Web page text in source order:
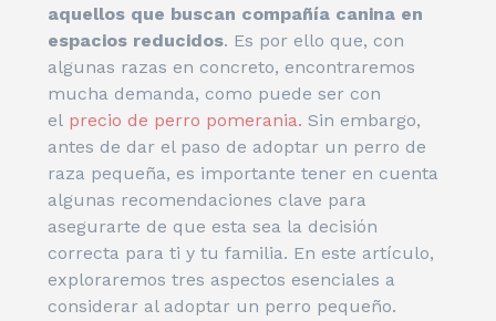
aquellos que buscan compañía canina en
espacios reducidos. Es por ello que, con
algunas razas en concreto, encontraremos
mucha demanda, como puede ser con
el precio de perro pomerania. Sin embargo,
antes de dar el paso de adoptar un perro de
raza pequeña, es importante tener en cuenta
algunas recomendaciones clave para
asegurarte de que esta sea la decisión
correcta para ti y tu familia. En este artículo,
exploraremos tres aspectos esenciales a
considerar al adoptar un perro pequeño.